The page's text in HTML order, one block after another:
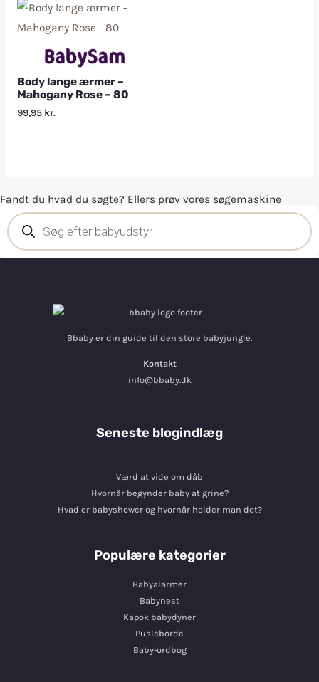
Body lange ærmer –
Mahogany Rose – 80
99,95 kr.
Fandt du hvad du søgte? Ellers prøv vores søgemaskine
Bbaby er din guide til den store babyjungle.
Kontakt
info@bbaby.dk
Seneste blogindlæg
Værd at vide om dåb
Hvornår begynder baby at grine?
Hvad er babyshower og hvornår holder man det?
Populære kategorier
Babyalarmer
Babynest
Kapok babydyner
Pusleborde
Baby-ordbog